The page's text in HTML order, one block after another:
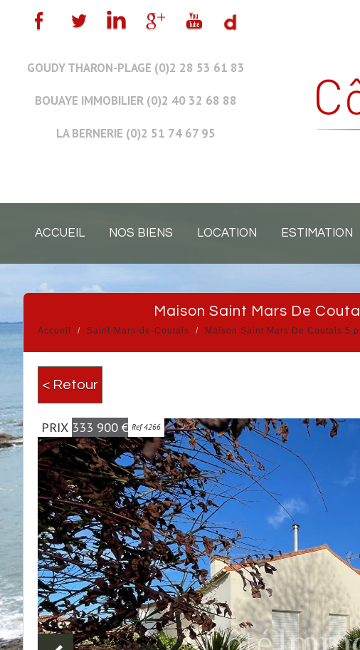
GOUDY THARON-PLAGE (0)2 28 53 61 83
BOUAYE IMMOBILIER (0)2 40 32 68 88
LA BERNERIE (0)2 51 74 67 95
ACCUEIL NOS BIENS LOCATION ESTIMATION
Maison Saint Mars De
Accueil Saint-Mars-de-Coutais Maison Saint Mars De Coutais 5
< Retour
PRIX 333 900 € Ref 4266